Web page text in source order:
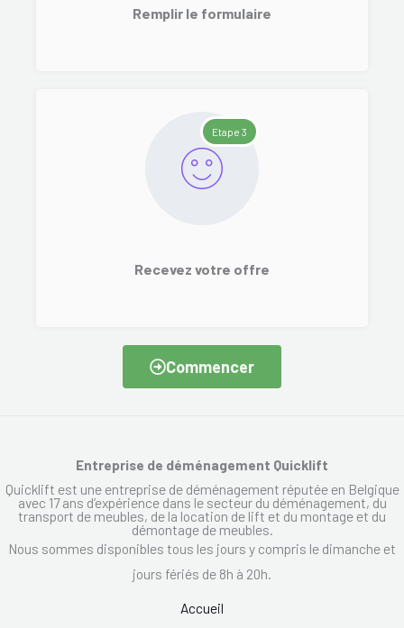
Remplir le formulaire
Etape 3
Recevez votre offre
Commencer
Entreprise de déménagement Quicklift
Quicklift est une entreprise de déménagement réputée en Belgique
avec 17 ans d’expérience dans le secteur du déménagement, du
transport de meubles, de la location de lift et du montage et du
démontage de meubles.
Nous sommes disponibles tous les jours y compris le dimanche et
jours fériés de 8h à 20h.
Accueil